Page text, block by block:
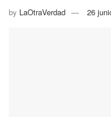
by LaOtraVerdad 26